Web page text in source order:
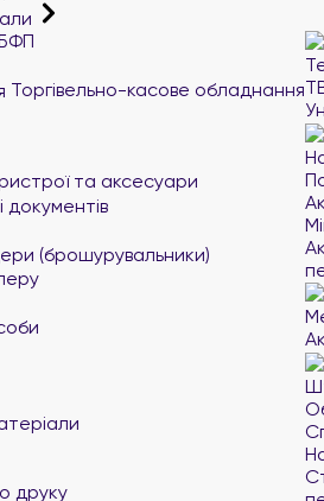
Торгівельно-касове обладнання
та аксесуари
документів
(брошурувальники)
друку